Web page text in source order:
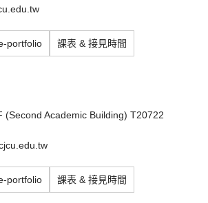
portfolio 課表 & 接見時間
(Second Academic Building) T20722
portfolio 課表 & 接見時間